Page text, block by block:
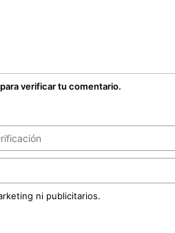
verificar tu comentario.
ni publicitarios.